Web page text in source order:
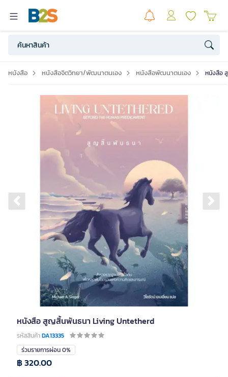
หนังสือ หนังสือจิตวิทยา/พัฒนาตนเอง หนังสือพัฒนาตนเอง หนังสือ
Previous slide
หนังสือ สูญสิ้นพันธนา Living Untetherd
รหัสสินค้าDA13335
ร่วมรายการผ่อน 0%
฿ 320.00